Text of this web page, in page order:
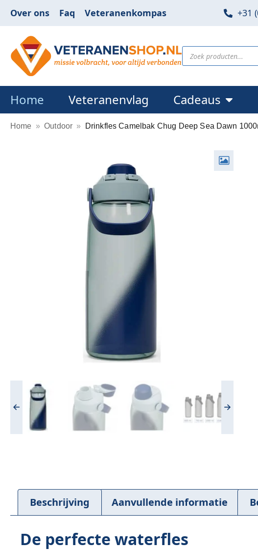
Over ons Faq Veteranenkompas +31
Home Veteranenvlag Cadeaus
Home » Outdoor » Drinkfles Camelbak Chug Deep Sea Dawn
Beschrijving Aanvullende informatie
De perfecte waterfles